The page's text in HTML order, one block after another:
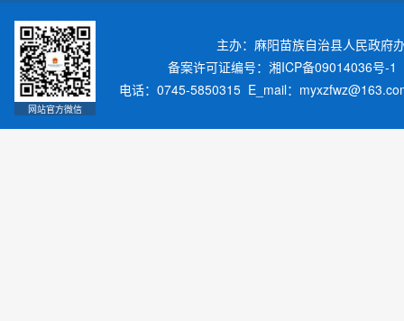
网站官方微信
主办：麻阳苗族自治县人民政
备案许可证编号：湘ICP备09014036号-1
电话：0745-5850315 E_mail：